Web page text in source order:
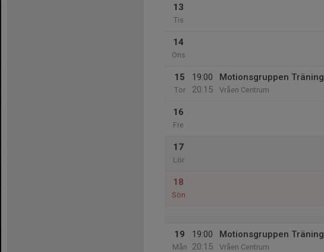
13
Tis
14
Ons
15
Tor
19:00
20:15
Motionsgruppen Träning
Vråen Centrum
16
Fre
17
Lör
18
Sön
19
Mån
19:00
20:15
Motionsgruppen Träning
Vråen Centrum